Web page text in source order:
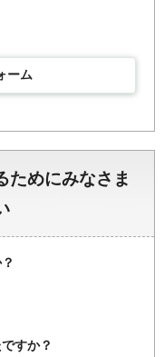
ーム
ためにみなさま
すか？